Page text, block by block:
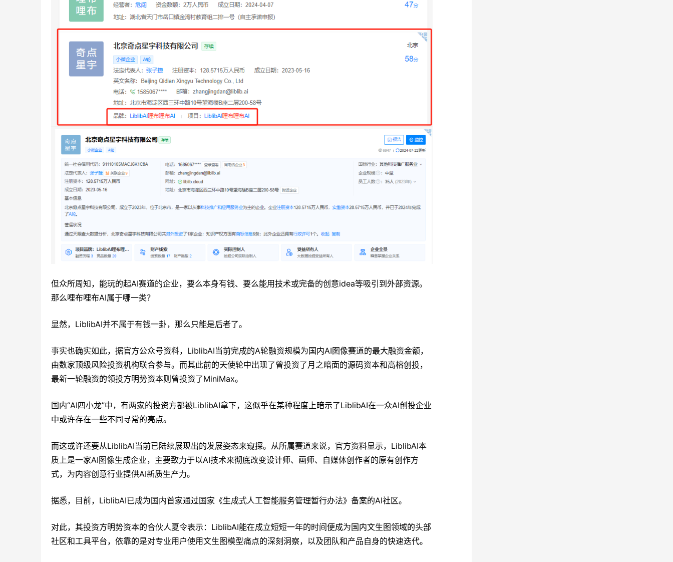
但众所周知，能玩的起AI赛道的企业，要么本身有钱、要么能用技术或完备的创意idea等吸引到外部资源。
那么哩布哩布AI属于哪一类？
显然，LiblibAI并不属于有钱一卦，那么只能是后者了。
事实也确实如此，据官方公众号资料，LiblibAI当前完成的A轮融资规模为国内AI图像赛道的最大融资金额，
由数家顶级风险投资机构联合参与。而其此前的天使轮中出现了曾投资了月之暗面的源码资本和高榕创投，
最新一轮融资的领投方明势资本则曾投资了MiniMax。
国内“AI四小龙”中，有两家的投资方都被LiblibAI拿下，这似乎在某种程度上暗示了LiblibAI在一众AI创投企业
中或许存在一些不同寻常的亮点。
而这或许还要从LiblibAI当前已陆续展现出的发展姿态来窥探。从所属赛道来说，官方资料显示，LiblibAI本
质上是一家AI图像生成企业，主要致力于以AI技术来彻底改变设计师、画师、自媒体创作者的原有创作方
式，为内容创意行业提供AI新质生产力。
据悉，目前，LiblibAI已成为国内首家通过国家《生成式人工智能服务管理暂行办法》备案的AI社区。
对此，其投资方明势资本的合伙人夏令表示：LiblibAI能在成立短短一年的时间便成为国内文生图领域的头部
社区和工具平台，依靠的是对专业用户使用文生图模型痛点的深刻洞察，以及团队和产品自身的快速迭代。